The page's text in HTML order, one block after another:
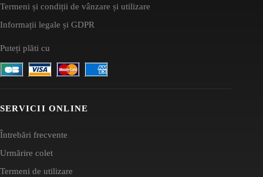
Termeni și condiții de vânzare și utilizare
Informații legale și GDPR
Puteți plăti cu
SERVICII ONLINE
Întrebări frecvente
Urmărire colet
Termeni de utilizare